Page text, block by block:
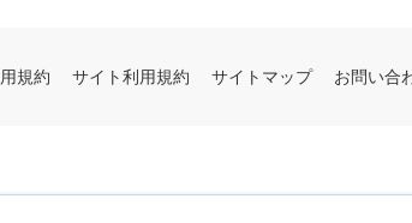
規約 サイト利用規約 サイトマップ お問い合